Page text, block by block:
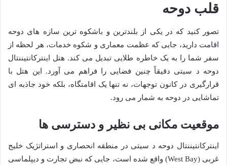
قلب دوحه
تصور کنید که در یکی از بلندترین و باشکوه ترین سازه های دوحه
اقامت دارید، جایی که عظمت معماری و شکوه خدمات، هر لحظه از
سفر شما را به یک خاطره طلایی تبدیل می کند. هتل اینترکانتیننتال
دوحه د سیتی دقیقاً چنین فضایی را فراهم می آورد. این هتل با
قرارگیری در کانون توجهات، نه تنها یک اقامتگاه، بلکه خود جاذبه ای
تماشایی در دوحه به شمار می رود.
موقعیت مکانی بی نظیر و دسترسی ها
اینترکانتیننتال دوحه د سیتی در منطقه انحصاری و استراتژیک خلیج
غربی (West Bay) واقع شده است، جایی که نبض تجارت و دیپلماسی